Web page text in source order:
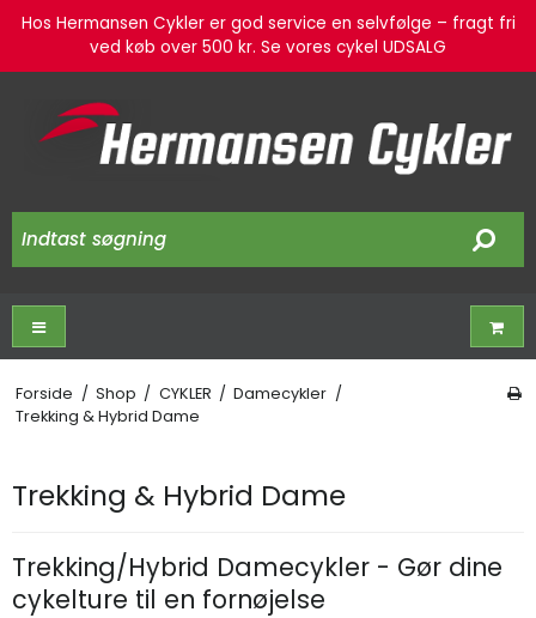
Hos Hermansen Cykler er god service en selvfølge – fragt fri
ved køb over 500 kr. Se vores cykel UDSALG
Forside / Shop / CYKLER / Damecykler /
Trekking & Hybrid Dame
Trekking & Hybrid Dame
Trekking/Hybrid Damecykler - Gør dine
cykelture til en fornøjelse